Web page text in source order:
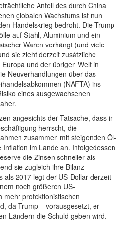
Anteil des durch China
globalen Wachstums ist nun
Handelskrieg bedroht. Die Trump-
auf Stahl, Aluminium und ein
Waren verhängt (und viele
sie zieht derzeit zusätzliche
und der übrigen Welt in
Neuverhandlungen über das
(NAFTA) ins
eines ausgewachsenen
angesichts der Tatsache, dass in
herrscht, die
zusammen mit steigenden Öl-
Inflation im Lande an. Infolgedessen
die Zinsen schneller als
sie zugleich ihre Bilanz
als 2017 legt der US-Dollar derzeit
noch größeren US-
mehr protektionistischen
da Trump – vorausgesetzt, er
Ländern die Schuld geben wird.